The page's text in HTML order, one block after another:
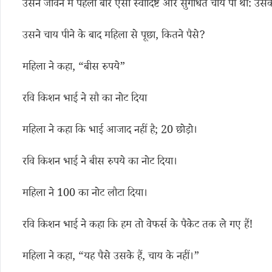
उसने जीवन में पहली बार ऐसी स्वादिष्ट और सुगंधित चाय पी थी:
उसने चाय पीने के बाद महिला से पूछा, कितने पैसे?
महिला ने कहा, “बीस रुपये”
रवि किशन भाई ने सौ का नोट दिया
महिला ने कहा कि भाई आजाद नहीं है; 20 छोड़ो।
रवि किशन भाई ने बीस रुपये का नोट दिया।
महिला ने 100 का नोट लौटा दिया।
रवि किशन भाई ने कहा कि हम तो वेफर्स के पैकेट तक ले गए हैं!
महिला ने कहा, “यह पैसे उसके हैं, चाय के नहीं।”